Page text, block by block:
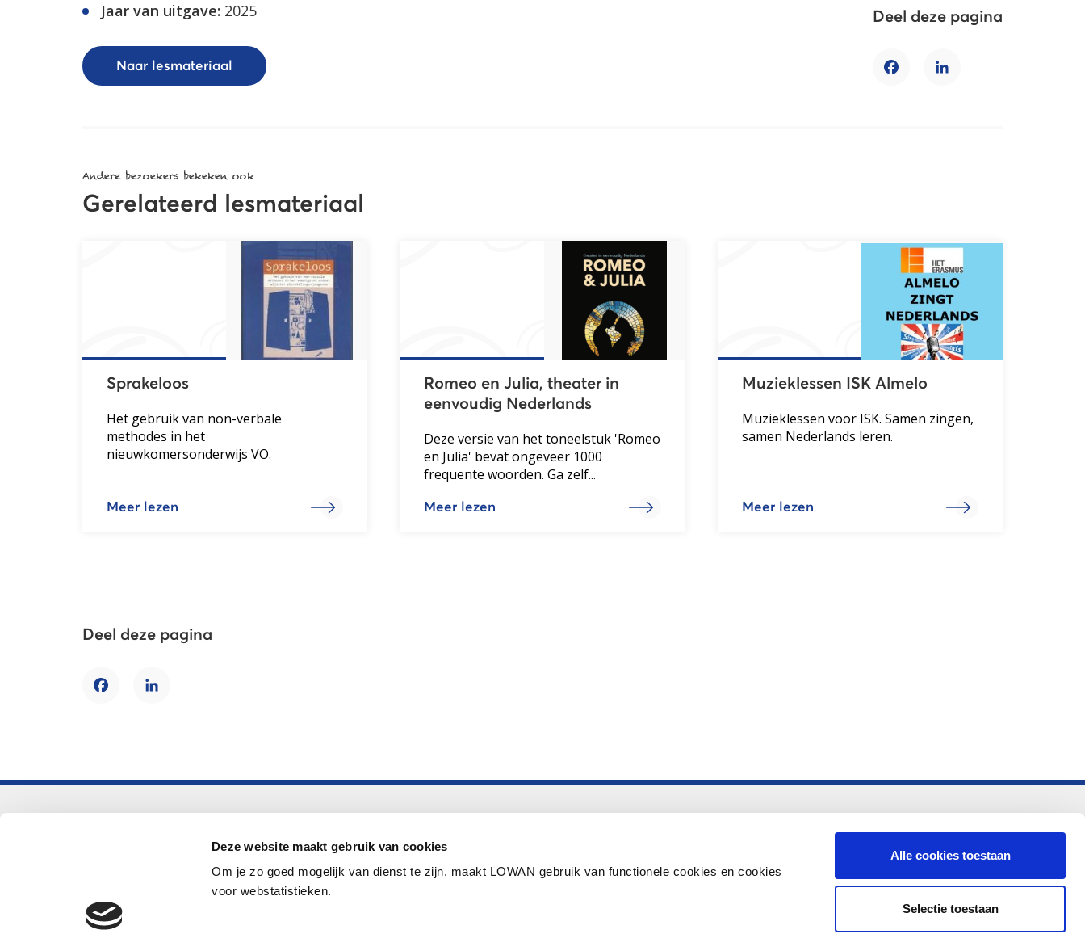
Deze website maakt gebruik van cookies
Om je zo goed mogelijk van dienst te zijn, maakt LOWAN gebruik van functionele cookies en cookies
voor webstatistieken.
Alle cookies toestaan
Selectie toestaan
Jaar van uitgave: 2025
Naar lesmateriaal
Deel deze pagina
FacebookLinkedIn
Andere bezoekers bekeken ook
Gerelateerd lesmateriaal
Sprakeloos
Het gebruik van non-verbale
methodes in het
nieuwkomersonderwijs VO.
Meer lezen
Romeo en Julia, theater in
eenvoudig Nederlands
Deze versie van het toneelstuk 'Romeo
en Julia' bevat ongeveer 1000
frequente woorden. Ga zelf...
Meer lezen
Muzieklessen ISK Almelo
Muzieklessen voor ISK. Samen zingen,
samen Nederlands leren.
Meer lezen
Deel deze pagina
FacebookLinkedIn